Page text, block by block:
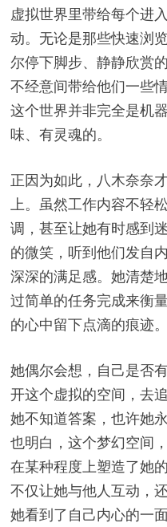
虚拟世界里带给每个进
动。无论是那些快速浏
尔停下脚步、静静欣赏
不经意间带给他们一些
这个世界并非完全是机
味、有灵魂的。
正因为如此，八木奈奈
上。虽然工作内容不轻
调，甚至让她有时感到
的微笑，听到他们发自
深深的满足感。她清楚
过简单的任务完成来衡
的心中留下点滴的痕迹。
她偶尔会想，自己是否
开这个虚拟的空间，去
她不知道答案，也许她
也明白，这个梦幻空间
在某种程度上塑造了她
不仅让她与他人互动，
她看到了自己内心的一